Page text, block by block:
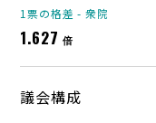
1票の格差 - 衆院
1.627 倍
議会構成